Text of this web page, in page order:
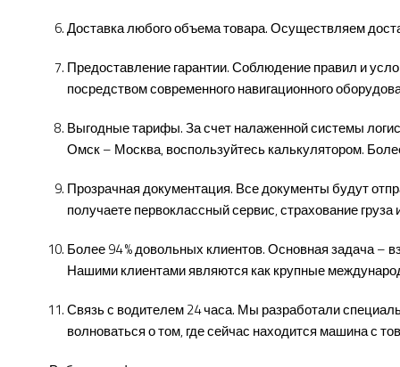
Доставка любого объема товара. Осуществляем
Предоставление гарантии. Соблюдение правил и
посредством современного навигационного
Выгодные тарифы. За счет налаженной системы
Омск – Москва, воспользуйтесь калькулятором.
Прозрачная документация. Все документы будут
получаете первоклассный сервис, страхование
Более 94 % довольных клиентов. Основная задача –
Нашими клиентами являются как крупные
Связь с водителем 24 часа. Мы разработали
волноваться о том, где сейчас находится машина с